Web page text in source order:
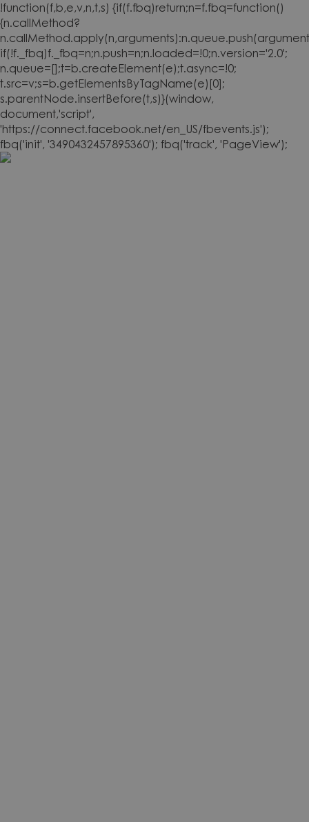
!function(f,b,e,v,n,t,s) {if(f.fbq)return;n=f.fbq=function()
{n.callMethod?
if(!f._fbq)f._fbq=n;n.push=n;n.loaded=!0;n.version='2.0';
n.queue=[];t=b.createElement(e);t.async=!0;
t.src=v;s=b.getElementsByTagName(e)[0];
s.parentNode.insertBefore(t,s)}(window,
document,'script',
'https://connect.facebook.net/en_US/fbevents.js');
fbq('init', '3490432457895360'); fbq('track', 'PageView');